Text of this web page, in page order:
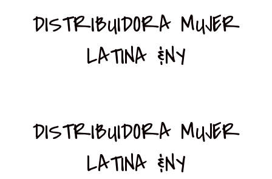
DISTRIBUIDORA MUJER
LATINA &NY
DISTRIBUIDORA MUJER
LATINA &NY